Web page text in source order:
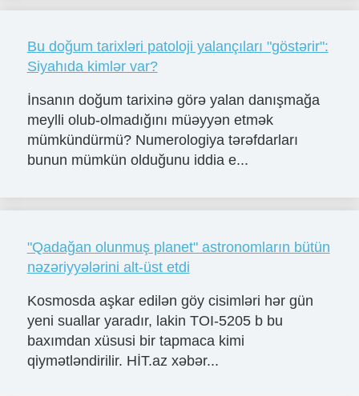
Bu doğum tarixləri patoloji yalançıları "göstərir":
Siyahıda kimlər var?
İnsanın doğum tarixinə görə yalan danışmağa
meylli olub-olmadığını müəyyən etmək
mümkündürmü? Numerologiya tərəfdarları
bunun mümkün olduğunu iddia e...
"Qadağan olunmuş planet" astronomların bütün
nəzəriyyələrini alt-üst etdi
Kosmosda aşkar edilən göy cisimləri hər gün
yeni suallar yaradır, lakin TOI-5205 b bu
baxımdan xüsusi bir tapmaca kimi
qiymətləndirilir. HİT.az xəbər...